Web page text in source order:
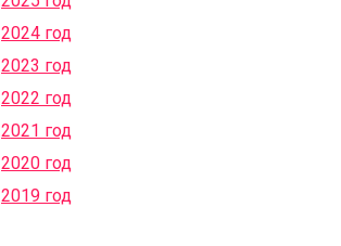
2024 год
2023 год
2022 год
2021 год
2020 год
2019 год